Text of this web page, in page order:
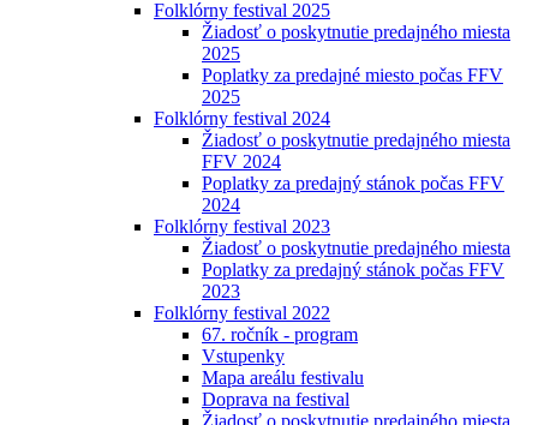
Folklórny festival 2025
Žiadosť o poskytnutie predajného miesta
2025
Poplatky za predajné miesto počas FFV
2025
Folklórny festival 2024
Žiadosť o poskytnutie predajného miesta
FFV 2024
Poplatky za predajný stánok počas FFV
2024
Folklórny festival 2023
Žiadosť o poskytnutie predajného miesta
Poplatky za predajný stánok počas FFV
2023
Folklórny festival 2022
67. ročník - program
Vstupenky
Mapa areálu festivalu
Doprava na festival
Žiadosť o poskytnutie predajného miesta